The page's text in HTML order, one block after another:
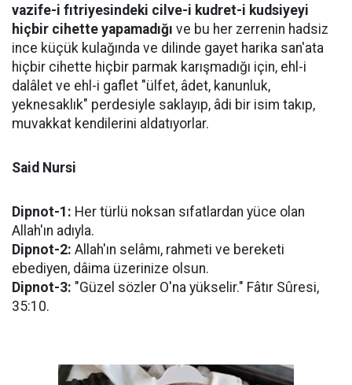
vazife-i fıtriyesindeki cilve-i kudret-i kudsiyeyi
hiçbir cihette yapamadığı ve bu her zerrenin hadsiz
ince küçük kulağında ve dilinde gayet harika san'ata
hiçbir cihette hiçbir parmak karışmadığı için, ehl-i
dalâlet ve ehl-i gaflet "ülfet, âdet, kanunluk,
yeknesaklık" perdesiyle saklayıp, âdi bir isim takıp,
muvakkat kendilerini aldatıyorlar.
Said Nursi
Dipnot-1: Her türlü noksan sıfatlardan yüce olan
Allah'ın adıyla.
Dipnot-2: Allah'ın selâmı, rahmeti ve bereketi
ebediyen, dâima üzerinize olsun.
Dipnot-3: "Güzel sözler O'na yükselir." Fâtır Sûresi,
35:10.